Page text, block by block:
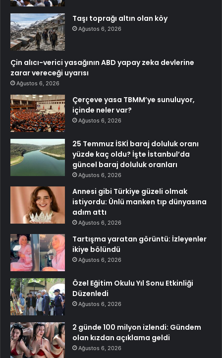
Taşı toprağı altın olan köy
Ağustos 6, 2026
Çin alıcı-verici yasağının ABD yapay zeka devlerine
zarar vereceği uyarısı
Ağustos 6, 2026
Çerçeve yasa TBMM’ye sunuluyor,
içinde neler var?
Ağustos 6, 2026
25 Temmuz İSKİ baraj doluluk oranı
yüzde kaç oldu? İşte İstanbul’da
güncel baraj doluluk oranları
Ağustos 6, 2026
Annesi gibi Türkiye güzeli olmak
istiyordu: Ünlü manken tıp dünyasına
adım attı
Ağustos 6, 2026
Tartışma yaratan görüntü: İzleyenler
ikiye bölündü
Ağustos 6, 2026
Özel Eğitim Okulu Yıl Sonu Etkinliği
Düzenledi
Ağustos 6, 2026
2 günde 100 milyon izlendi: Gündem
olan kızdan açıklama geldi
Ağustos 6, 2026